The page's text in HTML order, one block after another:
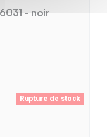
- noir
Rupture de stock